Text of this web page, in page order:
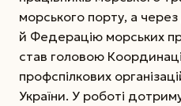
морського порту, а
й Федерацію морських
став головою
профспілкових
України. У роботі